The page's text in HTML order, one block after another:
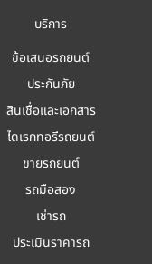
บริการ
ข้อเสนอรถยนต์
ประกันภัย
สินเชื่อและเอกสาร
ไดเรกทอรีรถยนต์
ขายรถยนต์
รถมือสอง
เช่ารถ
ประเมินราคารถ